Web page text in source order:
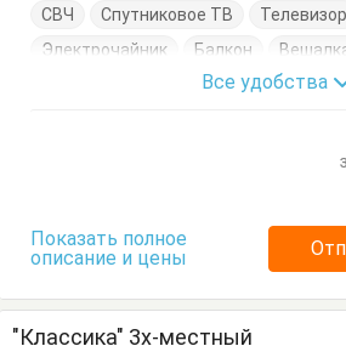
СВЧ
Спутниковое ТВ Телевизор
Электрочайник
Балкон
Журнальный столик
Кровать
Все удобства
Показать полное
описание и цены
"Классика" 3х-местный